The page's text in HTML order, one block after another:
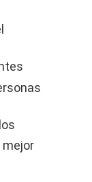
mejor